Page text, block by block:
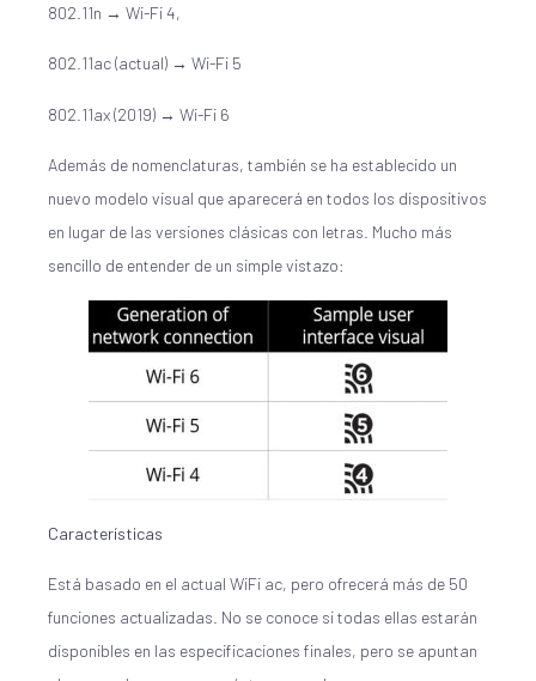
802.11n → Wi-Fi 4,
802.11ac (actual) → Wi-Fi 5
802.11ax (2019) → Wi-Fi 6
Además de nomenclaturas, también se ha establecido un
nuevo modelo visual que aparecerá en todos los dispositivos
en lugar de las versiones clásicas con letras. Mucho más
sencillo de entender de un simple vistazo:
Características
Está basado en el actual WiFi ac, pero ofrecerá más de 50
funciones actualizadas. No se conoce si todas ellas estarán
disponibles en las especificaciones finales, pero se apuntan